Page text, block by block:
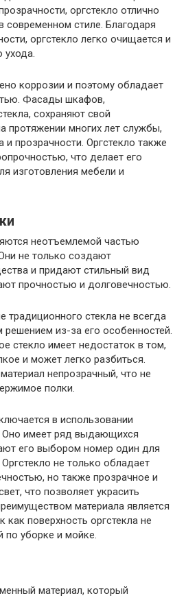
оргстекло отлично
современном стиле. Благодаря
оргстекло легко очищается и
ухода.
коррозии и поэтому обладает
Фасады шкафов,
сохраняют свой
протяжении многих лет службы,
и прозрачности. Оргстекло также
что делает его
изготовления мебели и
неотъемлемой частью
не только создают
и придают стильный вид
прочностью и долговечностью.
традиционного стекла не всегда
решением из-за его особенностей.
стекло имеет недостаток в том,
и может легко разбиться.
непрозрачный, что не
полки.
в использовании
Оно имеет ряд выдающихся
его выбором номер один для
не только обладает
но также прозрачное и
что позволяет украсить
материала является
как поверхность оргстекла не
по уборке и мойке.
материал, который